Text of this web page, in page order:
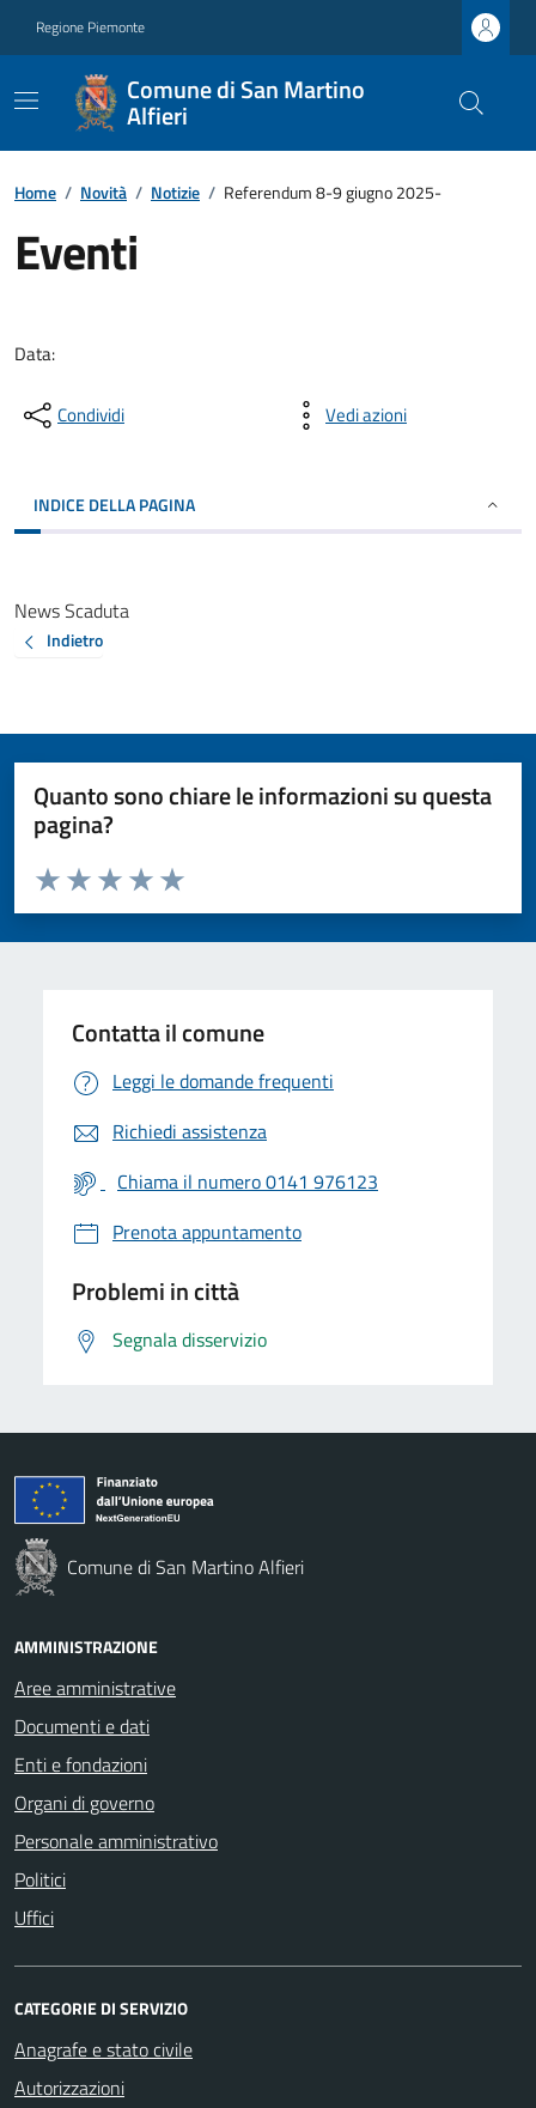
Regione Piemonte
Comune di San Martino
Alfieri
Home / Novità / Notizie / Referendum 8-9 giugno 2025-
Eventi
Data:
Condividi Vedi azioni
INDICE DELLA PAGINA
News Scaduta
Indietro
Quanto sono chiare le informazioni su questa
pagina?
Valuta da 1 a 5 stelle la pagina
Valuta 5 stelle su 5
Valuta 4 stelle su 5
Valuta 3 stelle su 5
Valuta 2 stelle su 5
Valuta 1 stelle su 5
Contatta il comune
Leggi le domande frequenti
Richiedi assistenza
Chiama il numero 0141 976123
Prenota appuntamento
Problemi in città
Segnala disservizio
Comune di San Martino Alfieri
AMMINISTRAZIONE
Aree amministrative
Documenti e dati
Enti e fondazioni
Organi di governo
Personale amministrativo
Politici
Uffici
CATEGORIE DI SERVIZIO
Anagrafe e stato civile
Autorizzazioni